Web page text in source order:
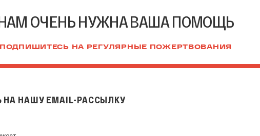
ОЧЕНЬ НУЖНА ВАША ПОМОЩЬ
ПОДПИШИТЕСЬ НА РЕГУЛЯРНЫЕ ПОЖЕРТВОВАНИЯ
НАШУ EMAIL-РАССЫЛКУ
Email-рассылку